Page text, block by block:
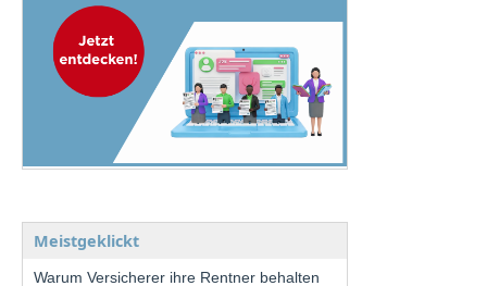
Meistgeklickt
Warum Versicherer ihre Rentner behalten